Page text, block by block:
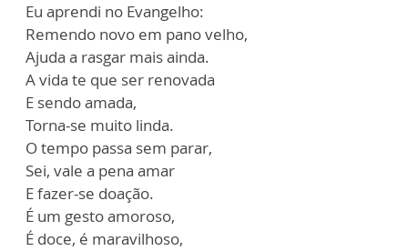
Eu aprendi no Evangelho:
Remendo novo em pano velho,
Ajuda a rasgar mais ainda.
A vida te que ser renovada
E sendo amada,
Torna-se muito linda.
O tempo passa sem parar,
Sei, vale a pena amar
E fazer-se doação.
É um gesto amoroso,
É doce, é maravilhoso,